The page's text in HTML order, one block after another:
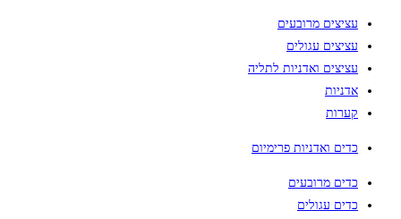
עציצים מרובעים
עציצים עגולים
עציצים ואדניות לתליה
אדניות
קערות
כדים ואדניות פרימיום
כדים מרובעים
כדים עגולים